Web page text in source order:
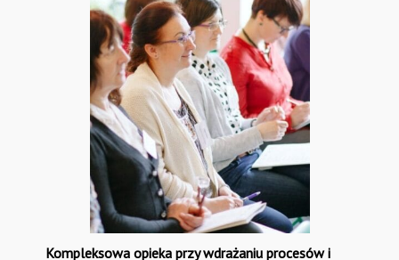
Kompleksowa opieka przy wdrażaniu procesów i